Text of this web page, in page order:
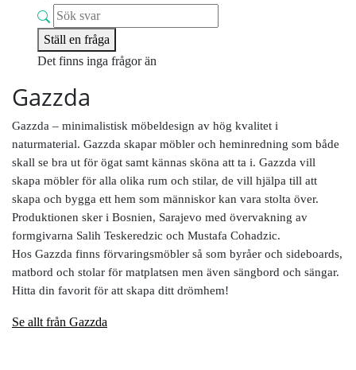
Ställ en fråga
Det finns inga frågor än
Gazzda
Gazzda – minimalistisk möbeldesign av hög kvalitet i
naturmaterial. Gazzda skapar möbler och heminredning som både
skall se bra ut för ögat samt kännas sköna att ta i. Gazzda vill
skapa möbler för alla olika rum och stilar, de vill hjälpa till att
skapa och bygga ett hem som människor kan vara stolta över.
Produktionen sker i Bosnien, Sarajevo med övervakning av
formgivarna Salih Teskeredzic och Mustafa Cohadzic.
Hos Gazzda finns förvaringsmöbler så som byråer och sideboards,
matbord och stolar för matplatsen men även sängbord och sängar.
Hitta din favorit för att skapa ditt drömhem!
Se allt från Gazzda